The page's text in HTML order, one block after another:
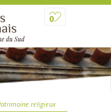
0
religieux